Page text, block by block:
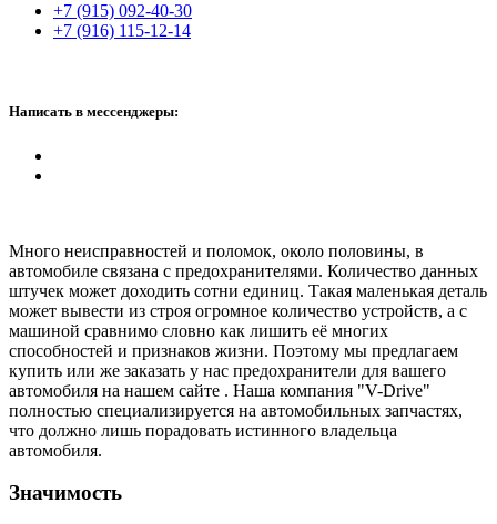
+7 (915) 092-40-30
+7 (916) 115-12-14
Написать в мессенджеры:
Много неисправностей и поломок, около половины, в
автомобиле связана с предохранителями. Количество данных
штучек может доходить сотни единиц. Такая маленькая деталь
может вывести из строя огромное количество устройств, а с
машиной сравнимо словно как лишить её многих
способностей и признаков жизни. Поэтому мы предлагаем
купить или же заказать у нас предохранители для вашего
автомобиля на нашем сайте . Наша компания "V-Drive"
полностью специализируется на автомобильных запчастях,
что должно лишь порадовать истинного владельца
автомобиля.
Значимость